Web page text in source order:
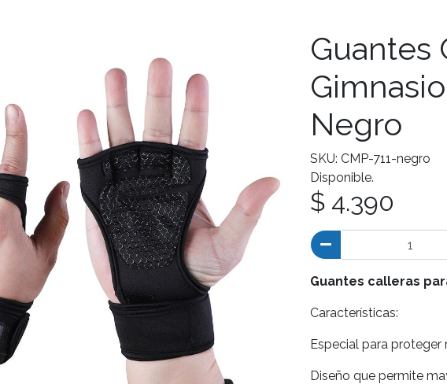
Guantes
Negro
SKU: CMP-711-negro
Disponible.
$ 4.390
Guantes calleras
Características:
Especial para proteger
Diseño que permite